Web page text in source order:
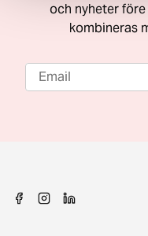
och nyheter
kombineras